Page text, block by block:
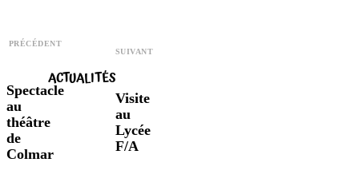
PRÉCÉDENT
Spectacle
au
théâtre
de
Colmar
ACTUALITÉS
SUIVANT
Visite
au
Lycée
F/A